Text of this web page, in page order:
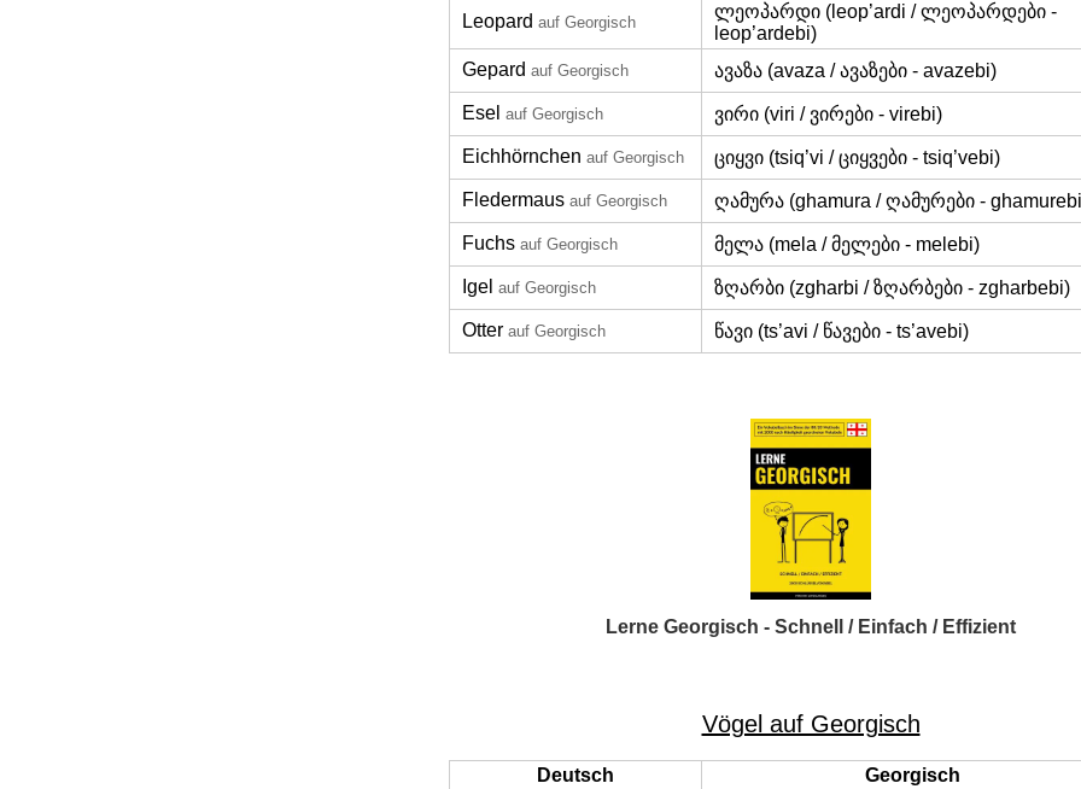
Leopard auf Georgisch
ლეოპარდი (leop’ardi / ლეოპარდები -
leop’ardebi)
Gepard auf Georgisch ავაზა (avaza / ავაზები - avazebi)
Esel auf Georgisch ვირი (viri / ვირები - virebi)
Eichhörnchen auf Georgisch ციყვი (tsiq’vi / ციყვები - tsiq’vebi)
Fledermaus auf Georgisch ღამურა (ghamura / ღამურები -
Fuchs auf Georgisch მელა (mela / მელები - melebi)
Igel auf Georgisch ზღარბი (zgharbi / ზღარბები - zgharbebi)
Otter auf Georgisch წავი (ts’avi / წავები - ts’avebi)
Lerne Georgisch - Schnell / Einfach / Effizient
Vögel auf Georgisch
Deutsch Georgisch